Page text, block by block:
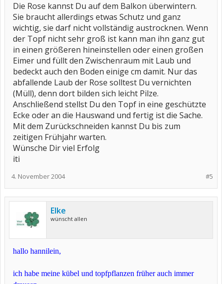
Die Rose kannst Du auf dem Balkon überwintern.
Sie braucht allerdings etwas Schutz und ganz
wichtig, sie darf nicht vollständig austrocknen. Wenn
der Topf nicht sehr groß ist kann man ihn ganz gut
in einen größeren hineinstellen oder einen großen
Eimer und füllt den Zwischenraum mit Laub und
bedeckt auch den Boden einige cm damit. Nur das
abfallende Laub der Rose solltest Du vernichten
(Müll), denn dort bilden sich leicht Pilze.
Anschließend stellst Du den Topf in eine geschützte
Ecke oder an die Hauswand und fertig ist die Sache.
Mit dem Zurückschneiden kannst Du bis zum
zeitigen Frühjahr warten.
Wünsche Dir viel Erfolg
iti
#5
4. November 2004
Elke
wünscht allen
hallo hannilein,
ich habe meine kübel und topfpflanzen früher auch immer